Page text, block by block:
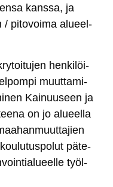
kans­sa, ja
/ pi­to­voi­ma alueel­
hen­ki­löi­
muut­ta­mi­
Kai­nuu­seen ja
on jo alueel­la
pä­te­
työl­